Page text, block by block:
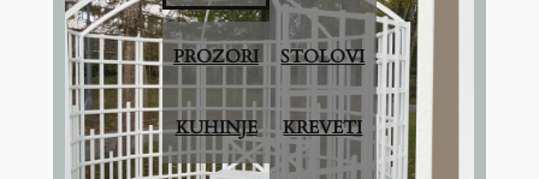
PROZORI STOLOVI
KUHINJE KREVETI